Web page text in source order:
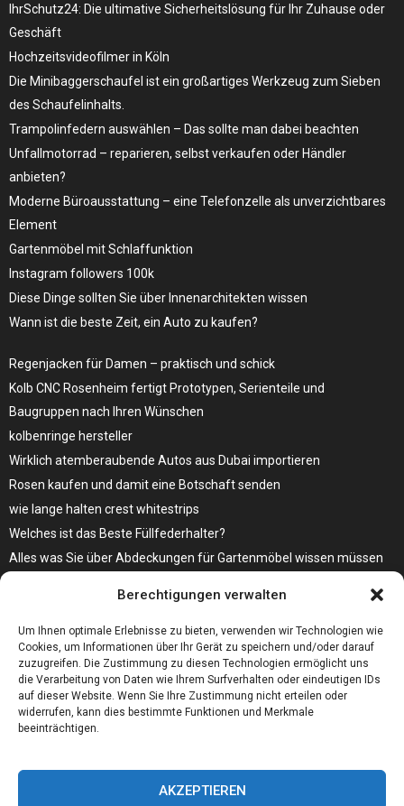
Berechtigungen verwalten
Um Ihnen optimale Erlebnisse zu bieten, verwenden wir Technologien wie
Cookies, um Informationen über Ihr Gerät zu speichern und/oder darauf
zuzugreifen. Die Zustimmung zu diesen Technologien ermöglicht uns
die Verarbeitung von Daten wie Ihrem Surfverhalten oder eindeutigen IDs
auf dieser Website. Wenn Sie Ihre Zustimmung nicht erteilen oder
widerrufen, kann dies bestimmte Funktionen und Merkmale
beeinträchtigen.
AKZEPTIEREN
IhrSchutz24: Die ultimative Sicherheitslösung für Ihr Zuhause oder
Geschäft
Hochzeitsvideofilmer in Köln
Die Minibaggerschaufel ist ein großartiges Werkzeug zum Sieben
des Schaufelinhalts.
Trampolinfedern auswählen – Das sollte man dabei beachten
Unfallmotorrad – reparieren, selbst verkaufen oder Händler
anbieten?
Moderne Büroausstattung – eine Telefonzelle als unverzichtbares
Element
Gartenmöbel mit Schlaffunktion
Instagram followers 100k
Diese Dinge sollten Sie über Innenarchitekten wissen
Wann ist die beste Zeit, ein Auto zu kaufen?
Regenjacken für Damen – praktisch und schick
Kolb CNC Rosenheim fertigt Prototypen, Serienteile und
Baugruppen nach Ihren Wünschen
kolbenringe hersteller
Wirklich atemberaubende Autos aus Dubai importieren
Rosen kaufen und damit eine Botschaft senden
wie lange halten crest whitestrips
Welches ist das Beste Füllfederhalter?
Alles was Sie über Abdeckungen für Gartenmöbel wissen müssen
Bare Metal Server?